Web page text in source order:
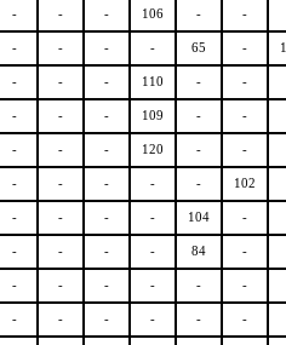
- - - 106 - -
- - - - 65 -
- - - 110 - -
- - - 109 - -
- - - 120 - -
- - - - - 102
- - - - 104 -
- - - - 84 -
- - - - - -
- - - - - -